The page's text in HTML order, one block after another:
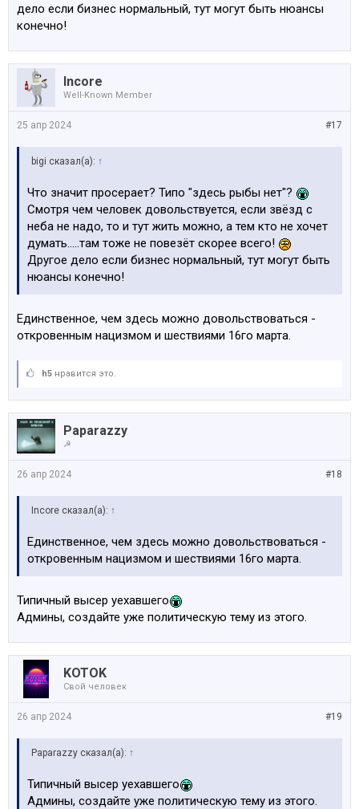
дело если бизнес нормальный, тут могут быть нюансы
конечно!
Incore
Well-Known Member
#17
25 апр 2024
bigi сказал(а): ↑
Что значит просерает? Типо "здесь рыбы нет"?
Смотря чем человек довольствуется, если звёзд с
неба не надо, то и тут жить можно, а тем кто не хочет
думать.....там тоже не повезёт скорее всего!
Другое дело если бизнес нормальный, тут могут быть
нюансы конечно!
Единственное, чем здесь можно довольствоваться -
откровенным нацизмом и шествиями 16го марта.
h5 нравится это.
Paparazzy
☭
#18
26 апр 2024
Incore сказал(а): ↑
Единственное, чем здесь можно довольствоваться -
откровенным нацизмом и шествиями 16го марта.
Типичный высер уехавшего
Админы, создайте уже политическую тему из этого.
KOTOK
Свой человек
#19
26 апр 2024
Paparazzy сказал(а): ↑
Типичный высер уехавшего
Админы, создайте уже политическую тему из этого.